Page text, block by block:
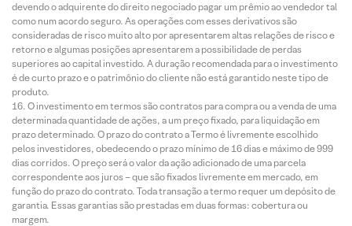
devendo o adquirente do direito negociado pagar um prêmio ao vendedor tal
como num acordo seguro. As operações com esses derivativos são
consideradas de risco muito alto por apresentarem altas relações de risco e
retorno e algumas posições apresentarem a possibilidade de perdas
superiores ao capital investido. A duração recomendada para o investimento
é de curto prazo e o patrimônio do cliente não está garantido neste tipo de
produto.
O investimento em termos são contratos para compra ou a venda de uma
determinada quantidade de ações, a um preço fixado, para liquidação em
prazo determinado. O prazo do contrato a Termo é livremente escolhido
pelos investidores, obedecendo o prazo mínimo de 16 dias e máximo de 999
dias corridos. O preço será o valor da ação adicionado de uma parcela
correspondente aos juros – que são fixados livremente em mercado, em
função do prazo do contrato. Toda transação a termo requer um depósito de
garantia. Essas garantias são prestadas em duas formas: cobertura ou
margem.